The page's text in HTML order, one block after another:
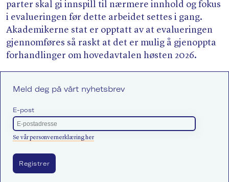
parter skal gi innspill til nærmere innhold og fokus
i evalueringen før dette arbeidet settes i gang.
Akademikerne stat er opptatt av at evalueringen
gjennomføres så raskt at det er mulig å gjenoppta
forhandlinger om hovedavtalen høsten 2026.
Meld deg på vårt nyhetsbrev
E-post
Se vår personvernerklæring her